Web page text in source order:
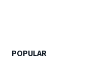
POPULAR